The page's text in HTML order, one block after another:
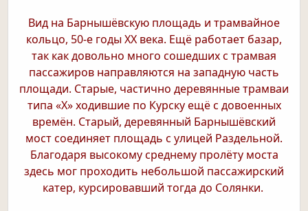
Вид на Барнышёвскую площадь и трамвайное
кольцо, 50-е годы ХХ века. Ещё работает базар,
так как довольно много сошедших с трамвая
пассажиров направляются на западную часть
площади. Старые, частично деревянные трамваи
типа «Х» ходившие по Курску ещё с довоенных
времён. Старый, деревянный Барнышёвский
мост соединяет площадь с улицей Раздельной.
Благодаря высокому среднему пролёту моста
здесь мог проходить небольшой пассажирский
катер, курсировавший тогда до Солянки.